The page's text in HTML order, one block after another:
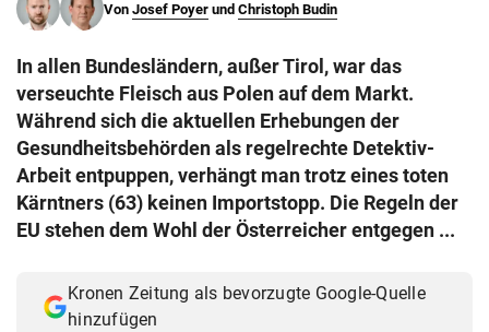
Von Josef Poyer und Christoph Budin
In allen Bundesländern, außer Tirol, war das
verseuchte Fleisch aus Polen auf dem Markt.
Während sich die aktuellen Erhebungen der
Gesundheitsbehörden als regelrechte Detektiv-
Arbeit entpuppen, verhängt man trotz eines toten
Kärntners (63) keinen Importstopp. Die Regeln der
EU stehen dem Wohl der Österreicher entgegen ...
Kronen Zeitung als bevorzugte Google-Quelle
hinzufügen